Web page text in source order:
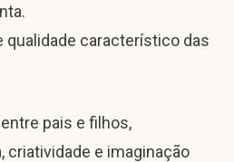
qualidade característico das
pais e filhos,
criatividade e imaginação